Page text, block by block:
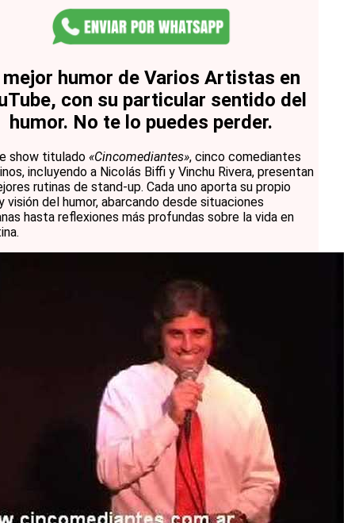
mejor humor de Varios Artistas en
con su particular sentido del
humor. No te lo puedes perder.
show titulado «Cincomediantes», cinco comediantes
incluyendo a Nicolás Biffi y Vinchu Rivera, presentan
rutinas de stand-up. Cada uno aporta su propio
visión del humor, abarcando desde situaciones
hasta reflexiones más profundas sobre la vida en